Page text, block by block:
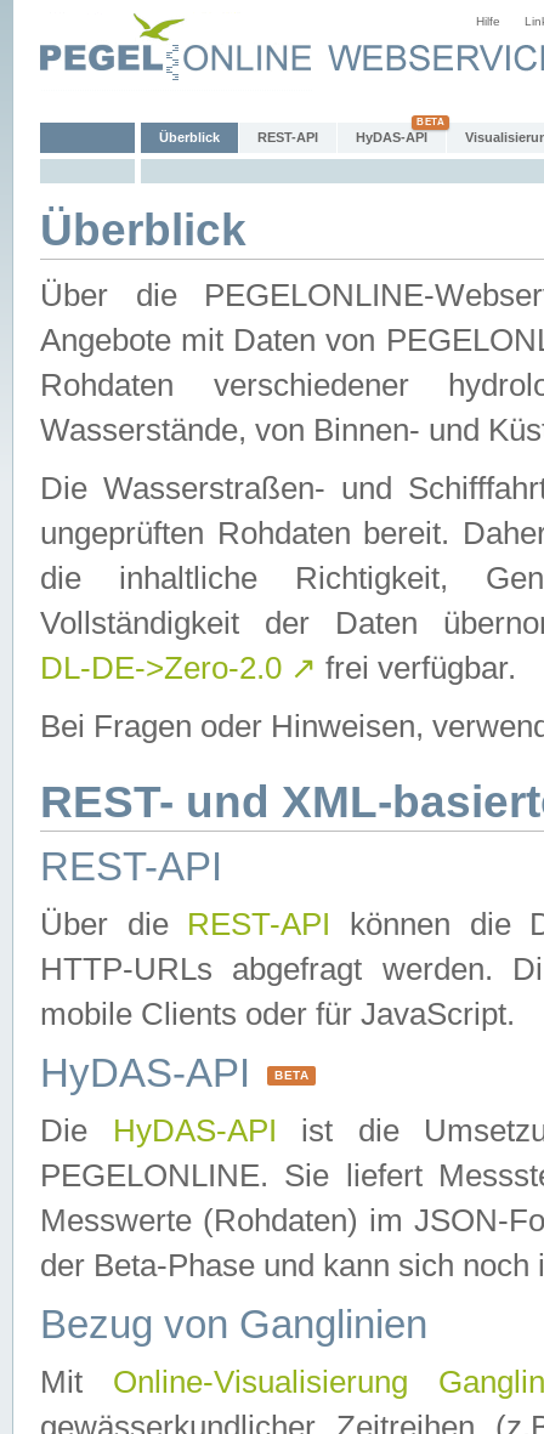
Hilfe
Überblick REST-API HyDAS-API
Überblick
Über die PEGELONLINE-
Angebote mit Daten von
Rohdaten verschiedener
Wasserstände, von Binnen- und
Die Wasserstraßen- und
ungeprüften Rohdaten bereit.
die inhaltliche Richtigkeit,
Vollständigkeit der Daten
DL-DE->Zero-2.0 ↗ frei verfügbar.
Bei Fragen oder Hinweisen,
REST- und XML-
REST-API
Über die REST-API können die
HTTP-URLs abgefragt werden.
mobile Clients oder für JavaScript.
HyDAS-API BETA
Die HyDAS-API ist die
PEGELONLINE. Sie liefert
Messwerte (Rohdaten) im JSON-
der Beta-Phase und kann sich noch
Bezug von Ganglinien
Mit Online-Visualisierung
gewässerkundlicher Zeitreihen